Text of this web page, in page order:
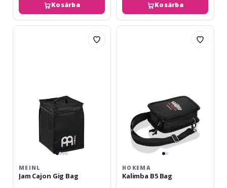
Kosárba Kosárba
Meinl
MEINL
Jam Cajon Gig Bag
Hokema
HOKEMA
Kalimba B5 Bag